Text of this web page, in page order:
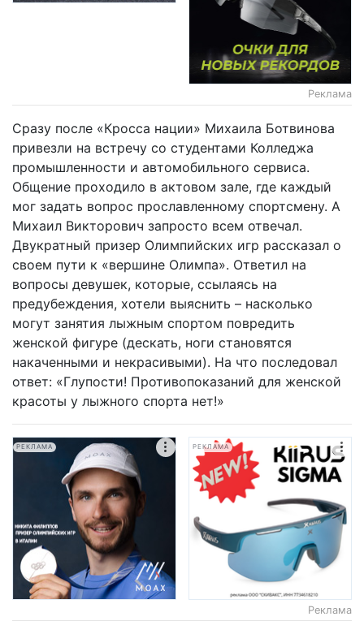
Реклама
Сразу после «Кросса нации» Михаила Ботвинова
привезли на встречу со студентами Колледжа
промышленности и автомобильного сервиса.
Общение проходило в актовом зале, где каждый
мог задать вопрос прославленному спортсмену. А
Михаил Викторович запросто всем отвечал.
Двукратный призер Олимпийских игр рассказал о
своем пути к «вершине Олимпа». Ответил на
вопросы девушек, которые, ссылаясь на
предубеждения, хотели выяснить – насколько
могут занятия лыжным спортом повредить
женской фигуре (дескать, ноги становятся
накаченными и некрасивыми). На что последовал
ответ: «Глупости! Противопоказаний для женской
красоты у лыжного спорта нет!»
РЕКЛАМА РЕКЛАМА
Реклама